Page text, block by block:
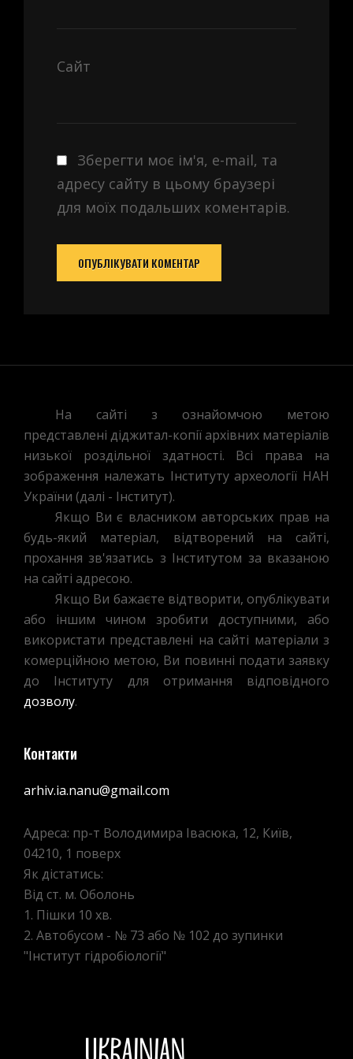
Сайт
Зберегти моє ім'я, e-mail, та
адресу сайту в цьому браузері
для моїх подальших коментарів.
На сайті з ознайомчою метою
представлені діджитал-копії архівних матеріалів
низької роздільної здатності. Всі права на
зображення належать Інституту археології НАН
України (далі - Інститут).
Якщо Ви є власником авторських прав на
будь-який матеріал, відтворений на сайті,
прохання зв'язатись з Інститутом за вказаною
на сайті адресою.
Якщо Ви бажаєте відтворити, опублікувати
або іншим чином зробити доступними, або
використати представлені на сайті матеріали з
комерційною метою, Ви повинні подати заявку
до Інституту для отримання відповідного
дозволу.
Контакти
arhiv.ia.nanu@gmail.com
Адреса: пр-т Володимира Івасюка, 12, Київ,
04210, 1 поверх
Як дістатись:
Від ст. м. Оболонь
1. Пішки 10 хв.
2. Автобусом - № 73 або № 102 до зупинки
"Інститут гідробіології"